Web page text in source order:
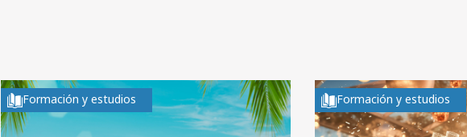
Formación y estudios Formación y estudios